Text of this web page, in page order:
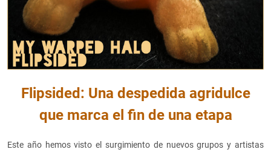
Flipsided: Una despedida agridulce
que marca el fin de una etapa
Este año hemos visto el surgimiento de nuevos grupos y artistas